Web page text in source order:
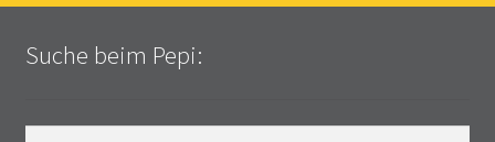
Suche beim Pepi: